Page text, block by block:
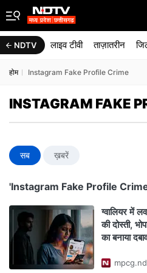
NDTV लाइव टीवी ताज़ातरीन
होम Instagram Fake Profile Crime
INSTAGRAM FAKE
सब ख़बरें
'Instagram Fake Profile
ग्वालियर में
की दोस्ती,
का बनाया